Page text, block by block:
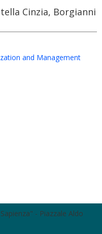
Cinzia, Borgianni
and Management
- Piazzale Aldo